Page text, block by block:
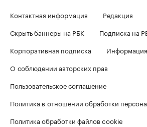
Контактная информация
Редакция
Скрыть баннеры на РБК
Подписка на
Корпоративная подписка
О соблюдении авторских прав
Пользовательское соглашение
Политика в отношении обработки
Политика обработки файлов cookie